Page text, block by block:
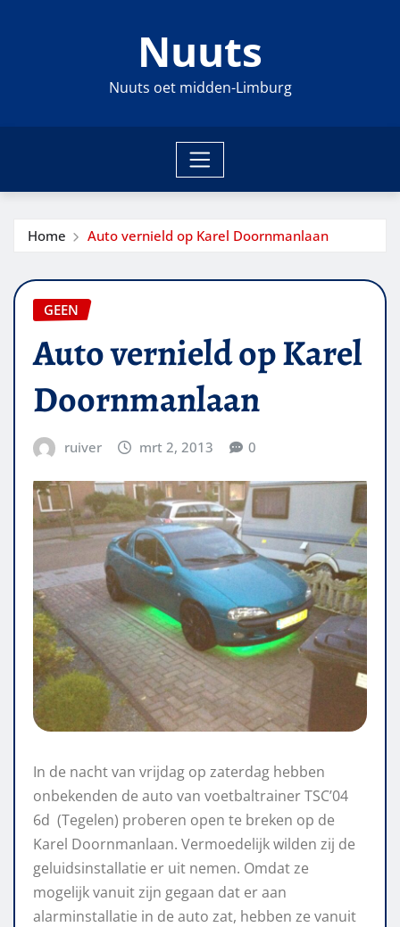
Nuuts
Nuuts oet midden-Limburg
Home Auto vernield op Karel Doornmanlaan
GEEN
Auto vernield op Karel
Doornmanlaan
ruiver mrt 2, 2013 0
In de nacht van vrijdag op zaterdag hebben
onbekenden de auto van voetbaltrainer TSC’04
6d (Tegelen) proberen open te breken op de
Karel Doornmanlaan. Vermoedelijk wilden zij de
geluidsinstallatie er uit nemen. Omdat ze
mogelijk vanuit zijn gegaan dat er aan
alarminstallatie in de auto zat, hebben ze vanuit